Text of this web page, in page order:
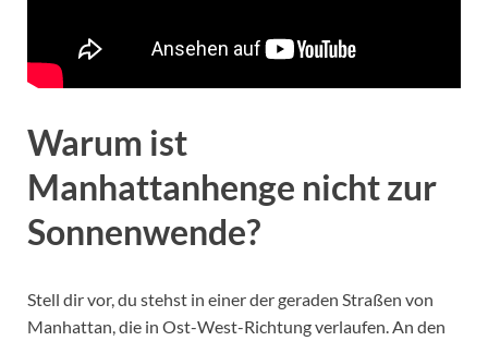
Warum ist
Manhattanhenge nicht zur
Sonnenwende?
Stell dir vor, du stehst in einer der geraden Straßen von
Manhattan, die in Ost-West-Richtung verlaufen. An den